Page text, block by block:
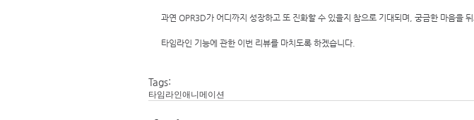
과연 OPR3D가 어디까지 성장하고 또 진화할 수 있을지 참으로 기대되며, 궁금한 마음을
타임라인 기능에 관한 이번 리뷰를 마치도록 하겠습니다.
Tags:
타임라인애니메이션